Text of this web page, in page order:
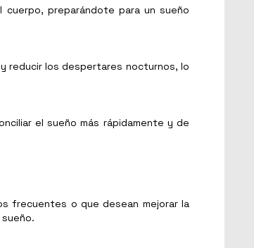
cuerpo, preparándote para un sueño
reducir los despertares nocturnos, lo
el sueño más rápidamente y de
frecuentes o que desean mejorar la